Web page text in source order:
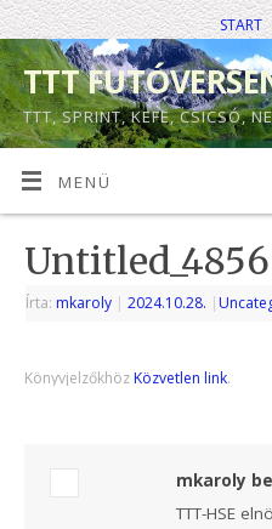
START
TTT
TTT, SPRINT, KEFE, CSICSÓ,
MENÜ
Untitled_4856
Írta: mkaroly | 2024.10.28. |
Könyvjelzőkhöz Közvetlen link.
mkaroly
TTT-HSE